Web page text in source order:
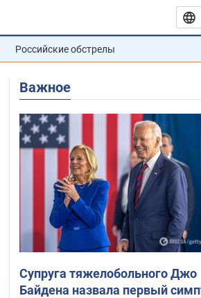
Российские обстрелы
Важное
Супруга тяжелобольного Джо
Байдена назвала первый